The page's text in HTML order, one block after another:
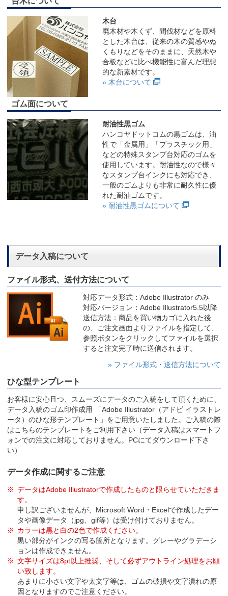
木台
廃木材や木くず、間伐材などを原料
とした木台は、従来の木の質感やぬ
くもりなどをそのままに、天然木や
合板などに比べ機能性に富んだ理想
的な新素材です。
» 木台について
ゴム面について
耐油性黒ゴム
ハンコヤドットコムの黒ゴムは、油
性で「金属用」「プラスチック用」
などの特殊スタンプ台対応のゴムを
使用しています。耐油性なので様々
なスタンプ台インクにも対応でき、
一般のゴムよりも非常に耐久性に優
れた耐油ゴムです。
» 耐油性黒ゴムについて
データ入稿について
ファイル形式、送付方法について
対応データ形式：Adobe Illustrator のみ
対応バージョン：Adobe Illustrator5.5以降
送信方法：商品を買い物カゴに入れた後
の、ご注文画面よりファイルを指定して、
参照ボタンをクリックしてファイルを選択
すると注文完了時に送信されます。
» ファイル形式・送信方法について
ひな型テンプレート
お客様に安心且つ、スムーズにデータのご入稿をして頂くために、
データ入稿のゴム印作成用 「Adobe Illustrator（アドビ イラストレ
ータ）のひな形テンプレート」をご用意いたしました。ご入稿の際
はこちらのテンプレートをご利用下さい（データ入稿はスマートフ
ォンでの注文に対応しておりません。PCにてダウンロード下さ
い）
データ作成に関するご注意
データはAdobe Illustratorで作成したものと限らせていただきま
す。
申し訳ございませんが、Microsoft Word・Excelで作成したデー
タや画像データ（jpg、gif等）は受け付けておりません。
カラーは黒と白の2色で作成ください。
黒い部分がインクの写る箇所となります。グレーやグラデーシ
ョンは作成できません。
文字サイズは8pt以上推奨、そして必ずアウトライン処理をお願
い致します。
あまりに小さい文字や太文字等は、ゴムの破損や文字潰れの原
因となりますのでご注意ください。